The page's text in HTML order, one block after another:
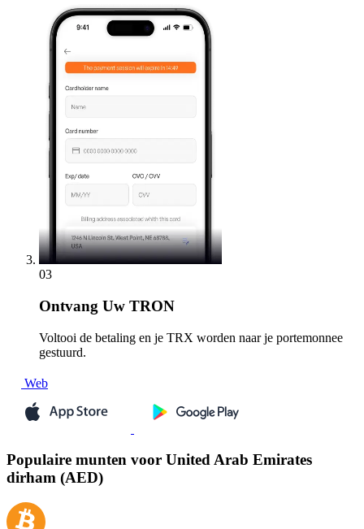
03
Ontvang Uw TRON
Voltooi de betaling en je TRX worden naar je portemonnee
gestuurd.
Web
Populaire munten voor United Arab Emirates
dirham (AED)